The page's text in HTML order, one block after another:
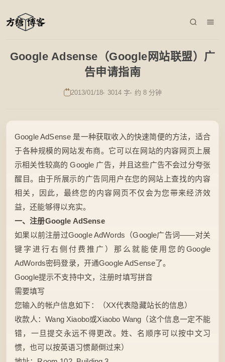
Google Adsense（Google网站联盟）广
告申请指南
2013/01/18 3014 字 约 8 分钟
Google AdSense 是一种获取收入的快速简便的方法，适合
于各种规模的网站发布商。它可以在网站的内容网页上展
示相关性较高的 Google 广告，并且这些广告不会过分夸张
醒目。由于所展示的广告同用户在您的网站上查找的内容
相关，因此，最终您的内容网页不仅会为您带来经济效
益，还能够得以充实。
一、注册Google AdSense
如果以前注册过Google AdWords（Google广告词——对关
键字进行右侧付费推广）那么就能使用您的Google
AdWords密码登录，开通Google AdSense了。
Google提示不支持中文，注册时填写拼音
需要填写
您输入的帐户信息如下：（XX代表隐藏站长的信息）
收款人：Wang Xiaobo或Xiaobo Wang（这个信息一定不能
错，一旦提交永远不得更改。姓、名顺序可以按中文习
惯，也可以按英语习惯颠倒过来）